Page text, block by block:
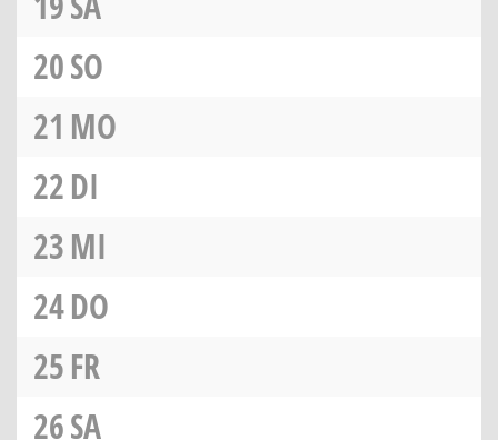
20SO
21 MO
22DI
23MI
24DO
25FR
26SA